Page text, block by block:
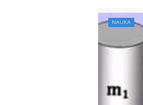
NAUKA